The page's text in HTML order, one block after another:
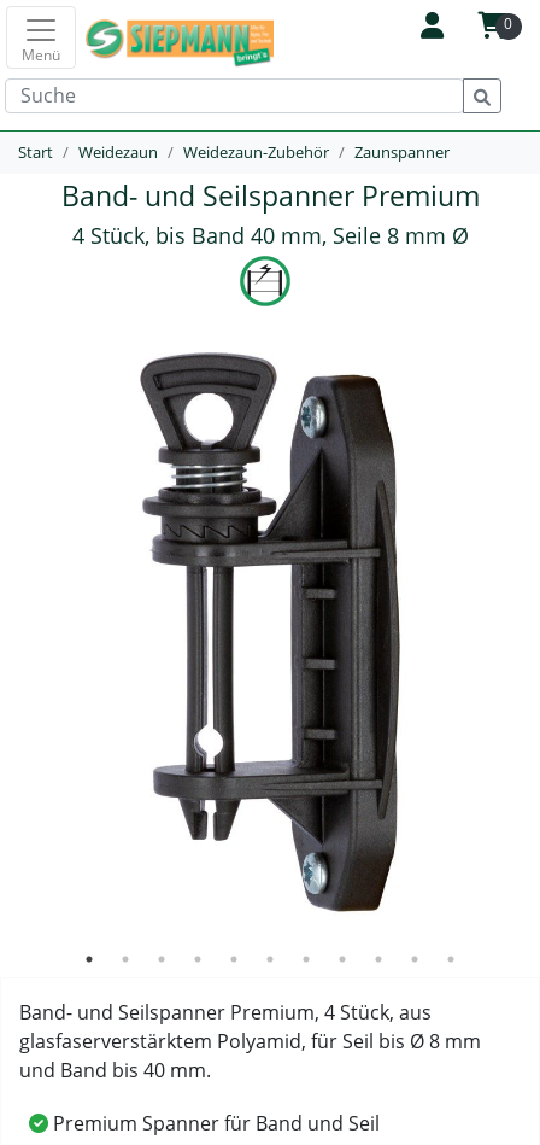
0
Menü
Start Weidezaun Weidezaun-Zubehör Zaunspanner
Band- und Seilspanner Premium
4 Stück, bis Band 40 mm, Seile 8 mm Ø
Bandspanner
Band- und Seilspanner Premium, 4 Stück, aus
glasfaserverstärktem Polyamid, für Seil bis Ø 8 mm
und Band bis 40 mm.
Premium Spanner für Band und Seil